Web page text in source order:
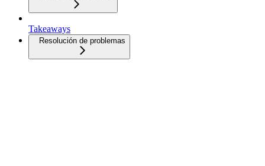
Takeaways
Resolución de problemas